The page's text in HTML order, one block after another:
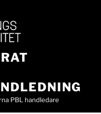
PBL handledare